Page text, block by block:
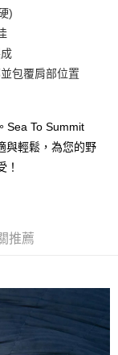
無須另外申請。
日，確認付款後即完
頁面所載為準。
過，訂單將自動取
結算日後寄送繳費提
本公司）所提供，讓
店將買賣／分期付款
帳款。
式。 讓您購物簡單
，可透過四大超商／
成。
要取消訂單，請聯絡
，需透過AFTEE先享
)
包覆肩部位置
Sea To Summit
與輕鬆，為您的野
！
推薦